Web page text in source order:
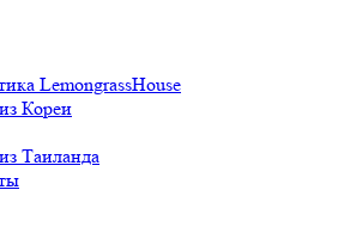
LemongrassHouse
Кореи
Таиланда